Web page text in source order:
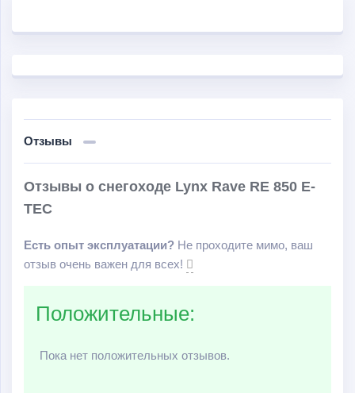
Отзывы
Отзывы о снегоходе Lynx Rave RE 850 E-
TEC
Есть опыт эксплуатации? Не проходите мимо, ваш
отзыв очень важен для всех!
Положительные:
Пока нет положительных отзывов.